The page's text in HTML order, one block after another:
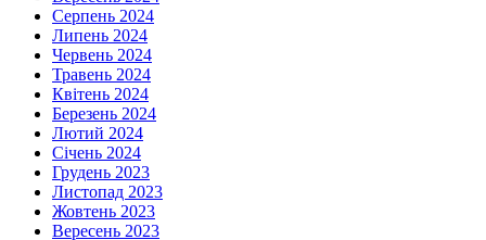
Серпень 2024
Липень 2024
Червень 2024
Травень 2024
Квітень 2024
Березень 2024
Лютий 2024
Січень 2024
Грудень 2023
Листопад 2023
Жовтень 2023
Вересень 2023